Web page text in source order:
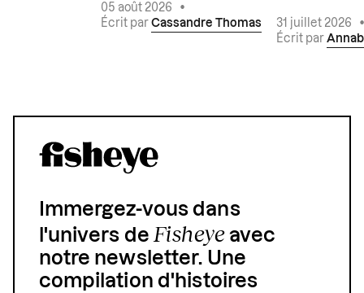
05 août 2026
•
Écrit par Cassandre Thomas 31 juillet 2026
Écrit par
Immergez-vous dans
l'univers de Fisheyeavec
notre newsletter. Une
compilation d'histoires